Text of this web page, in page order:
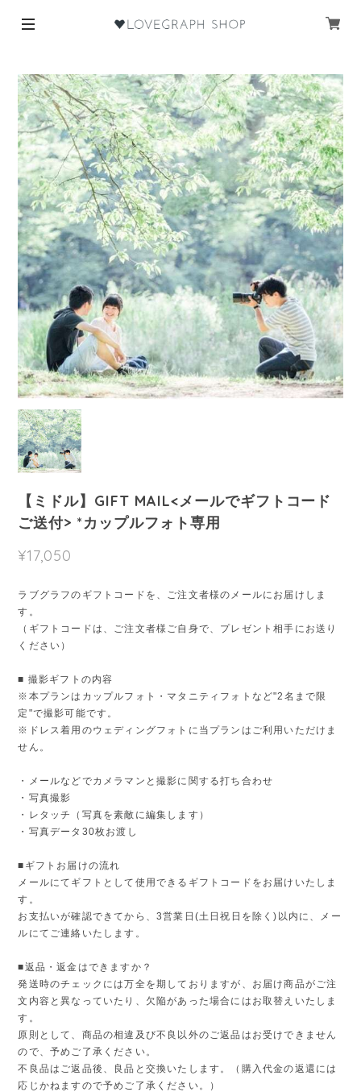
【ミドル】GIFT MAIL<メールでギフトコード
ご送付> *カップルフォト専用
¥17,050
ラブグラフのギフトコードを、ご注文者様のメールにお届けしま
す。
（ギフトコードは、ご注文者様ご自身で、プレゼント相手にお送り
ください）
■ 撮影ギフトの内容
※本プランはカップルフォト・マタニティフォトなど"2名まで限
定"で撮影可能です。
※ドレス着用のウェディングフォトに当プランはご利用いただけま
せん。
・メールなどでカメラマンと撮影に関する打ち合わせ
・写真撮影
・レタッチ（写真を素敵に編集します）
・写真データ30枚お渡し
■ギフトお届けの流れ
メールにてギフトとして使用できるギフトコードをお届けいたしま
す。
お支払いが確認できてから、3営業日(土日祝日を除く)以内に、メー
ルにてご連絡いたします。
■返品・返金はできますか？
発送時のチェックには万全を期しておりますが、お届け商品がご注
文内容と異なっていたり、欠陥があった場合にはお取替えいたしま
す。
原則として、商品の相違及び不良以外のご返品はお受けできません
ので、予めご了承ください。
不良品はご返品後、良品と交換いたします。（購入代金の返還には
応じかねますので予めご了承ください。）